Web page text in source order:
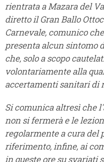
rientrata a Mazara del
diretto il Gran Ballo
Carnevale, comunico c
presenta alcun sintomo
che, solo a scopo
volontariamente alla
accertamenti sanitari di
Si comunica altresì che
non si fermerà e le
regolarmente a cura del
riferimento, infine, ai
in queste ore su svariati